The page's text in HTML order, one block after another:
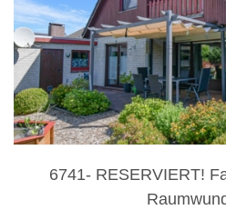
6741- RESERVIERT!